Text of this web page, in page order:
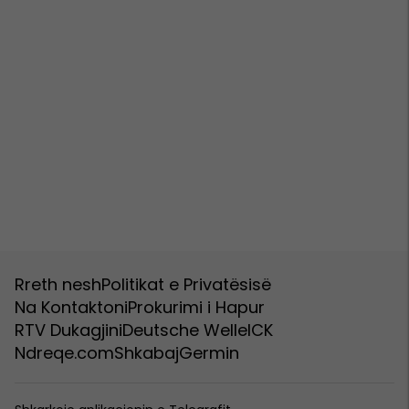
Rreth neshPolitikat e Privatësisë
Na KontaktoniProkurimi i Hapur
RTV DukagjiniDeutsche WelleICK
Ndreqe.comShkabajGermin